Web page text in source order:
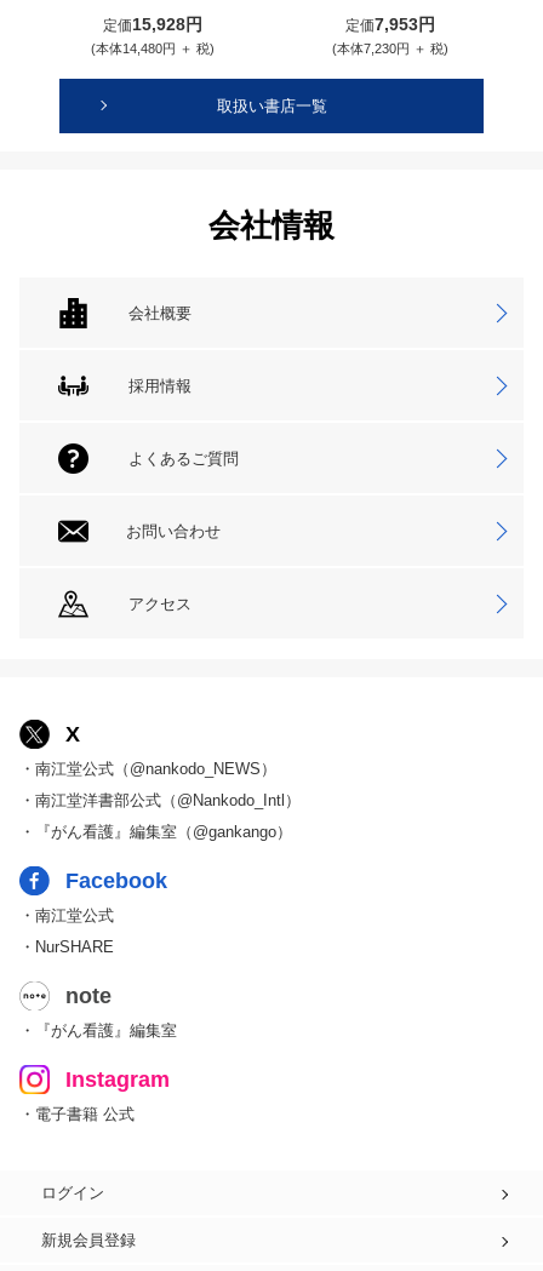
定価15,928円
(本体14,480円 ＋ 税)
定価7,953円
(本体7,230円 ＋ 税)
取扱い書店一覧
会社情報
会社概要
採用情報
よくあるご質問
お問い合わせ
アクセス
X
・南江堂公式（@nankodo_NEWS）
・南江堂洋書部公式（@Nankodo_Intl）
・『がん看護』編集室（@gankango）
Facebook
・南江堂公式
・NurSHARE
note
・『がん看護』編集室
Instagram
・電子書籍 公式
ログイン
新規会員登録